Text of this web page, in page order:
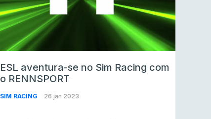
ESL aventura-se no Sim Racing com
o RENNSPORT
SIM RACING 26 jan 2023